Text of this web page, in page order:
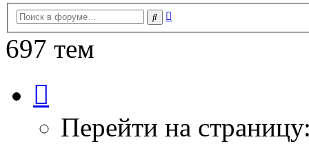
Поиск
697 тем
из
Перейти на